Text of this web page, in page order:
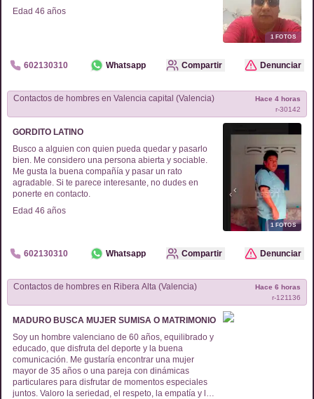
Edad 46 años
1FOTOS
602130310 Whatsapp Compartir Denunciar
Contactos de hombres en Valencia capital (Valencia)
r-30142
Hace 4 horas
GORDITO LATINO
Busco a alguien con quien pueda quedar y pasarlo
bien. Me considero una persona abierta y sociable.
Me gusta la buena compañía y pasar un rato
agradable. Si te parece interesante, no dudes en
ponerte en contacto.
Edad 46 años
1FOTOS
602130310 Whatsapp Compartir Denunciar
Contactos de hombres en Ribera Alta (Valencia)
r-121136
Hace 6 horas
MADURO BUSCA MUJER SUMISA O MATRIMONIO
Soy un hombre valenciano de 60 años, equilibrado y
educado, que disfruta del deporte y la buena
comunicación. Me gustaría encontrar una mujer
mayor de 35 años o una pareja con dinámicas
particulares para disfrutar de momentos especiales
juntos. Valoro la seriedad, el respeto, la empatía y la